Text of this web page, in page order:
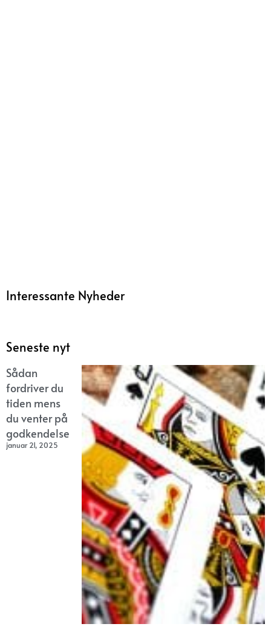
Interessante Nyheder
Seneste nyt
Sådan
fordriver du
tiden mens
du venter på
godkendelse
januar 21, 2025